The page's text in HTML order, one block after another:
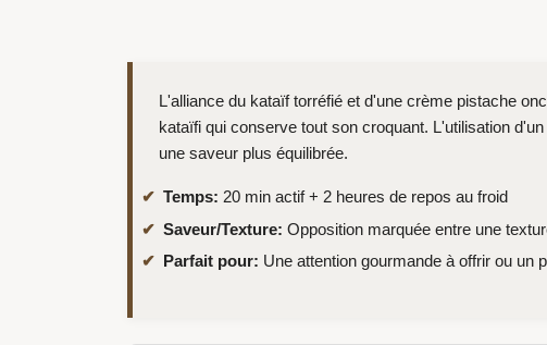
L'alliance du kataïf torréfié et d'une crème pistache
kataïfi qui conserve tout son croquant. L'utilisation
une saveur plus équilibrée.
Temps: 20 min actif + 2 heures de repos au froid
Saveur/Texture: Opposition marquée entre une
Parfait pour: Une attention gourmande à offrir ou un